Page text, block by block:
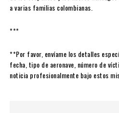
a varias familias colombianas.
***
**Por favor, envíame los detalles
fecha, tipo de aeronave, número de
noticia profesionalmente bajo estos